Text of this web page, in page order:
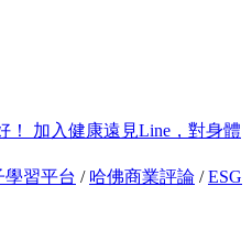
加入健康遠見Line，對身體
學習平台 / 哈佛商業評論 /ESG